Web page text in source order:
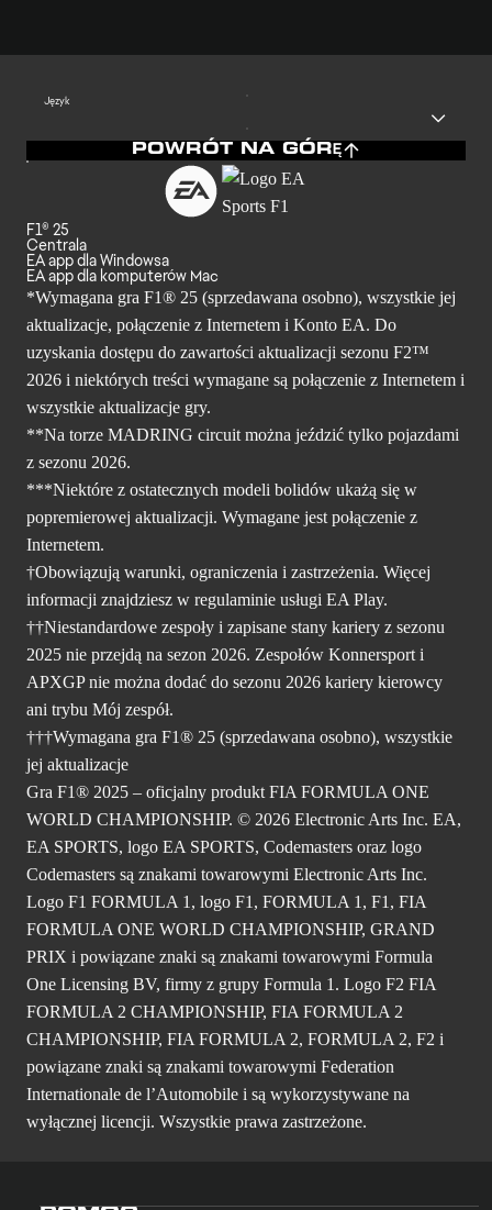
Język
POWRÓT NA GÓRĘ
F1® 25
Centrala
EA app dla Windowsa
EA app dla komputerów Mac
*Wymagana gra F1® 25 (sprzedawana osobno), wszystkie jej
aktualizacje, połączenie z Internetem i Konto EA. Do
uzyskania dostępu do zawartości aktualizacji sezonu F2™
2026 i niektórych treści wymagane są połączenie z Internetem i
wszystkie aktualizacje gry.
**Na torze MADRING circuit można jeździć tylko pojazdami
z sezonu 2026.
***Niektóre z ostatecznych modeli bolidów ukażą się w
popremierowej aktualizacji. Wymagane jest połączenie z
Internetem.
†Obowiązują warunki, ograniczenia i zastrzeżenia. Więcej
informacji znajdziesz w regulaminie usługi EA Play.
††Niestandardowe zespoły i zapisane stany kariery z sezonu
2025 nie przejdą na sezon 2026. Zespołów Konnersport i
APXGP nie można dodać do sezonu 2026 kariery kierowcy
ani trybu Mój zespół.
†††Wymagana gra F1® 25 (sprzedawana osobno), wszystkie
jej aktualizacje
Gra F1® 2025 – oficjalny produkt FIA FORMULA ONE
WORLD CHAMPIONSHIP. © 2026 Electronic Arts Inc. EA,
EA SPORTS, logo EA SPORTS, Codemasters oraz logo
Codemasters są znakami towarowymi Electronic Arts Inc.
Logo F1 FORMULA 1, logo F1, FORMULA 1, F1, FIA
FORMULA ONE WORLD CHAMPIONSHIP, GRAND
PRIX i powiązane znaki są znakami towarowymi Formula
One Licensing BV, firmy z grupy Formula 1. Logo F2 FIA
FORMULA 2 CHAMPIONSHIP, FIA FORMULA 2
CHAMPIONSHIP, FIA FORMULA 2, FORMULA 2, F2 i
powiązane znaki są znakami towarowymi Federation
Internationale de l’Automobile i są wykorzystywane na
wyłącznej licencji. Wszystkie prawa zastrzeżone.